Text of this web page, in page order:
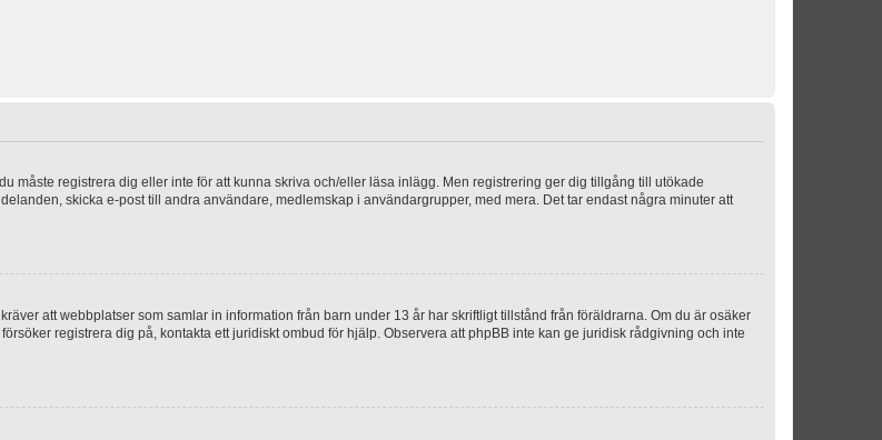
måste registrera dig eller inte för att kunna skriva och/eller läsa inlägg. Men registrering ger dig tillgång till utökade
skicka e-post till andra användare, medlemskap i användargrupper, med mera. Det tar endast några minuter att
att webbplatser som samlar in information från barn under 13 år har skriftligt tillstånd från föräldrarna. Om du är osäker
registrera dig på, kontakta ett juridiskt ombud för hjälp. Observera att phpBB inte kan ge juridisk rådgivning och inte